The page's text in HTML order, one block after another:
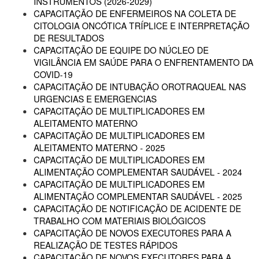
CAPACITAÇÃO DE ENFERMEIROS NA COLETA DE
CITOLOGIA ONCÓTICA TRÍPLICE E INTERPRETAÇÃO
DE RESULTADOS
CAPACITAÇÃO DE EQUIPE DO NÚCLEO DE
VIGILÂNCIA EM SAÚDE PARA O ENFRENTAMENTO DA
COVID-19
CAPACITAÇÃO DE INTUBAÇÃO OROTRAQUEAL NAS
URGENCIAS E EMERGENCIAS
CAPACITAÇÃO DE MULTIPLICADORES EM
ALEITAMENTO MATERNO
CAPACITAÇÃO DE MULTIPLICADORES EM
ALEITAMENTO MATERNO - 2025
CAPACITAÇÃO DE MULTIPLICADORES EM
ALIMENTAÇÃO COMPLEMENTAR SAUDÁVEL - 2024
CAPACITAÇÃO DE MULTIPLICADORES EM
ALIMENTAÇÃO COMPLEMENTAR SAUDÁVEL - 2025
CAPACITAÇÃO DE NOTIFICAÇÃO DE ACIDENTE DE
TRABALHO COM MATERIAIS BIOLÓGICOS
CAPACITAÇÃO DE NOVOS EXECUTORES PARA A
REALIZAÇÃO DE TESTES RÁPIDOS